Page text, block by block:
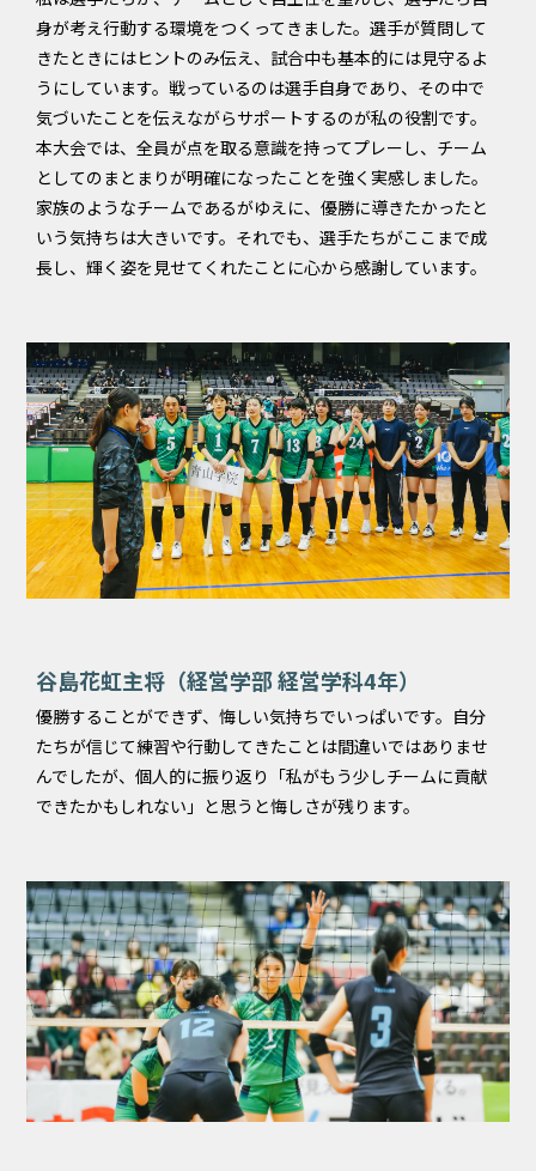
身が考え行動する環境をつくってきました。選手が質問して
きたときにはヒントのみ伝え、試合中も基本的には見守るよ
うにしています。戦っているのは選手自身であり、その中で
気づいたことを伝えながらサポートするのが私の役割です。
本大会では、全員が点を取る意識を持ってプレーし、チーム
としてのまとまりが明確になったことを強く実感しました。
家族のようなチームであるがゆえに、優勝に導きたかったと
いう気持ちは大きいです。それでも、選手たちがここまで成
長し、輝く姿を見せてくれたことに心から感謝しています。
谷島花虹主将（経営学部 経営学科4年）
優勝することができず、悔しい気持ちでいっぱいです。自分
たちが信じて練習や行動してきたことは間違いではありませ
んでしたが、個人的に振り返り「私がもう少しチームに貢献
できたかもしれない」と思うと悔しさが残ります。